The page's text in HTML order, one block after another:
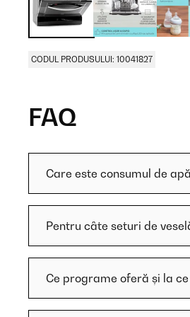
CODUL PRODUSULUI: 10041827
FAQ
Care este consumul de
Pentru câte seturi de
Ce programe oferă și la